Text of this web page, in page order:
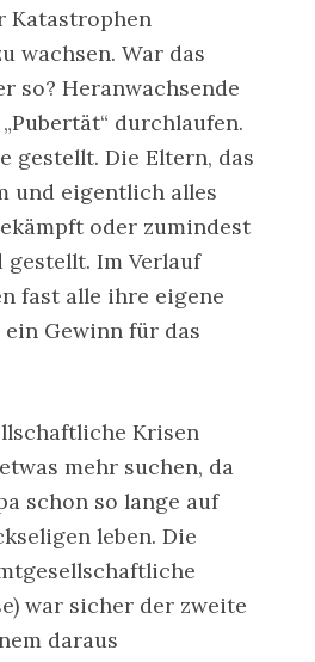
Katastrophen
wachsen. War das
so? Heranwachsende
durchlaufen.
gestellt. Die Eltern, das
und eigentlich alles
oder zumindest
gestellt. Im Verlauf
fast alle ihre eigene
Gewinn für das
Krisen
mehr suchen, da
schon so lange auf
leben. Die
war sicher der zweite
daraus